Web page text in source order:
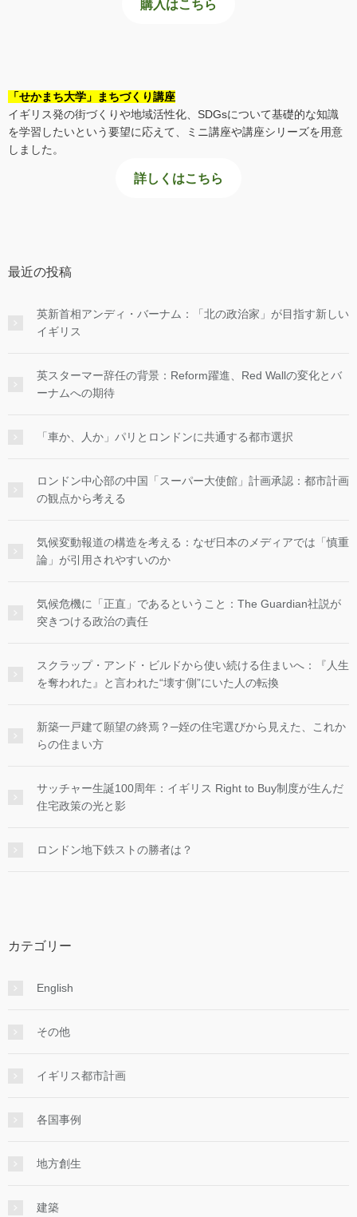
購入はこちら
「せかまち大学」まちづくり講座
イギリス発の街づくりや地域活性化、SDGsについて基礎的な知識
を学習したいという要望に応えて、ミニ講座や講座シリーズを用意
しました。
詳しくはこちら
最近の投稿
英新首相アンディ・バーナム：「北の政治家」が目指す新しい
イギリス
英スターマー辞任の背景：Reform躍進、Red Wallの変化とバ
ーナムへの期待
「車か、人か」パリとロンドンに共通する都市選択
ロンドン中心部の中国「スーパー大使館」計画承認：都市計画
の観点から考える
気候変動報道の構造を考える：なぜ日本のメディアでは「慎重
論」が引用されやすいのか
気候危機に「正直」であるということ：The Guardian社説が
突きつける政治の責任
スクラップ・アンド・ビルドから使い続ける住まいへ：『人生
を奪われた』と言われた“壊す側”にいた人の転換
新築一戸建て願望の終焉？─姪の住宅選びから見えた、これか
らの住まい方
サッチャー生誕100周年：イギリス Right to Buy制度が生んだ
住宅政策の光と影
ロンドン地下鉄ストの勝者は？
カテゴリー
English
その他
イギリス都市計画
各国事例
地方創生
建築